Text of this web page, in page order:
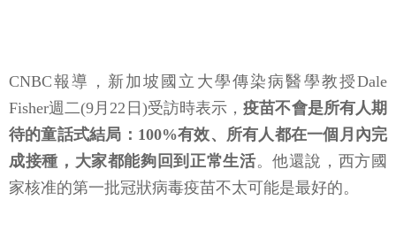
CNBC報導，新加坡國立大學傳染病醫學教授Dale
Fisher週二(9月22日)受訪時表示，疫苗不會是所有人期
待的童話式結局：100%有效、所有人都在一個月內完
成接種，大家都能夠回到正常生活。他還說，西方國
家核准的第一批冠狀病毒疫苗不太可能是最好的。